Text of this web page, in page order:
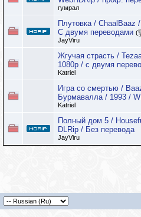
гумрал
Плутовка /
C двумя переводами (
JayViru
Жгучая страсть /
1080p / с двумя
Katriel
Игра со смертью /
Бурмавалла / 1993 /
Katriel
Полный дом 5 /
DLRip / Без перевода
JayViru